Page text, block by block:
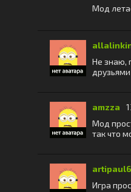
Мод
Не знаю,
amzza
Мод
так что
Игра